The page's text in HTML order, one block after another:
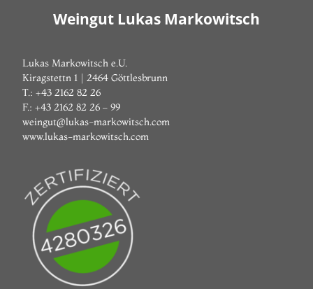
Weingut Lukas Markowitsch
Lukas Markowitsch e.U.
Kiragstettn 1 | 2464 Göttlesbrunn
T.: +43 2162 82 26
F.: +43 2162 82 26 – 99
weingut@lukas-markowitsch.com
www.lukas-markowitsch.com